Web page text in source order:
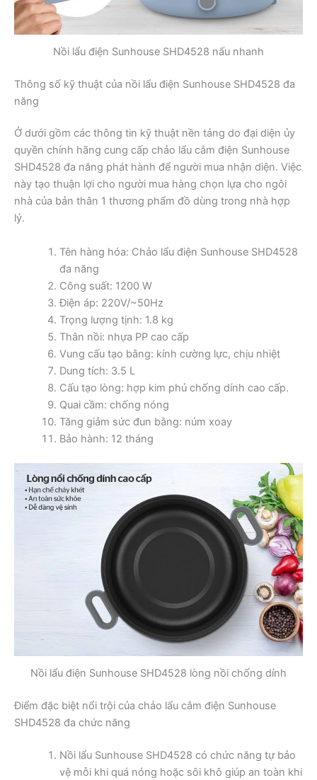
Nồi lẩu điện Sunhouse SHD4528 nấu nhanh
Thông số kỹ thuật của nồi lẩu điện Sunhouse SHD4528 đa
năng
Ở dưới gồm các thông tin kỹ thuật nền tảng do đại diện ủy
quyền chính hãng cung cấp chảo lẩu cắm điện Sunhouse
SHD4528 đa năng phát hành để người mua nhận diện. Việc
này tạo thuận lợi cho người mua hàng chọn lựa cho ngôi
nhà của bản thân 1 thương phẩm đồ dùng trong nhà hợp
lý.
Tên hàng hóa: Chảo lẩu điện Sunhouse SHD4528
đa năng
Công suất: 1200 W
Điện áp: 220V/~50Hz
Trọng lượng tịnh: 1.8 kg
Thân nồi: nhựa PP cao cấp
Vung cấu tạo bằng: kính cường lực, chịu nhiệt
Dung tích: 3.5 L
Cấu tạo lòng: hợp kim phủ chống dính cao cấp.
Quai cầm: chống nóng
Tăng giảm sức đun bằng: núm xoay
Bảo hành: 12 tháng
Nồi lẩu điện Sunhouse SHD4528 lòng nồi chống dính
Điểm đặc biệt nổi trội của chảo lẩu cắm điện Sunhouse
SHD4528 đa chức năng
Nồi lẩu Sunhouse SHD4528 có chức năng tự bảo
vệ mỗi khi quá nóng hoặc sôi khô giúp an toàn khi